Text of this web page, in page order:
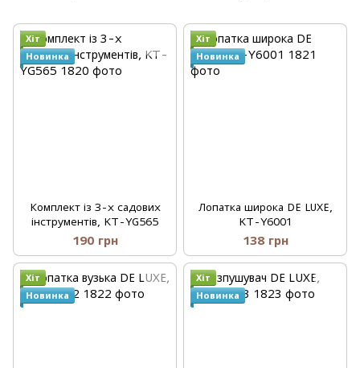
Хіт
Новинка
Комплект із 3-х садових
інструментів, KT-YG565
190 грн
Хіт
Новинка
Лопатка широка DE LUXE,
KT-Y6001
138 грн
Хіт
Новинка
Хіт
Новинка